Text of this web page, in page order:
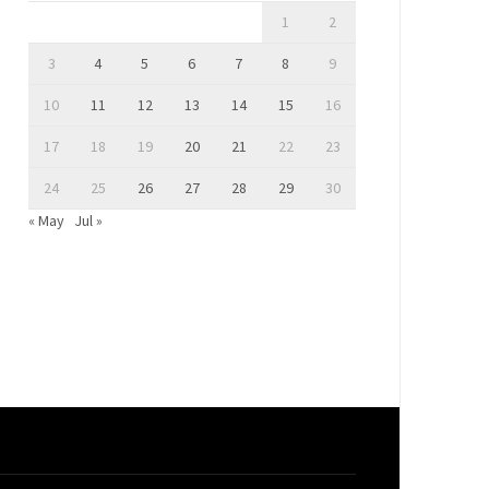
1 2
3 4 5 6 7 8 9
10 11 12 13 14 15 16
17 18 19 20 21 22 23
24 25 26 27 28 29
30
« May Jul »